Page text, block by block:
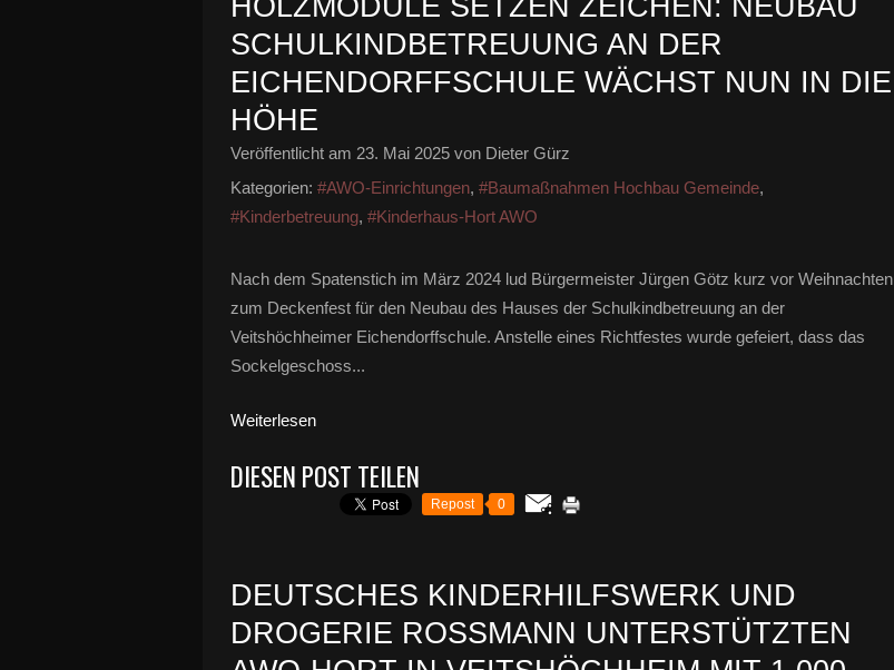
HOLZMODULE SETZEN ZEICHEN: NEUBAU
SCHULKINDBETREUUNG AN DER
EICHENDORFFSCHULE WÄCHST NUN IN DIE
HÖHE
Veröffentlicht am 23. Mai 2025 von Dieter Gürz
Kategorien: #AWO-Einrichtungen, #Baumaßnahmen Hochbau Gemeinde,
#Kinderbetreuung, #Kinderhaus-Hort AWO
Nach dem Spatenstich im März 2024 lud Bürgermeister Jürgen Götz kurz vor Weihnachten
zum Deckenfest für den Neubau des Hauses der Schulkindbetreuung an der
Veitshöchheimer Eichendorffschule. Anstelle eines Richtfestes wurde gefeiert, dass das
Sockelgeschoss...
Weiterlesen
DIESEN POST TEILEN
Repost 0
DEUTSCHES KINDERHILFSWERK UND
DROGERIE ROSSMANN UNTERSTÜTZTEN